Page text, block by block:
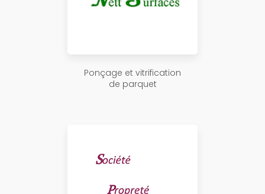
Ponçage et vitrification
de parquet